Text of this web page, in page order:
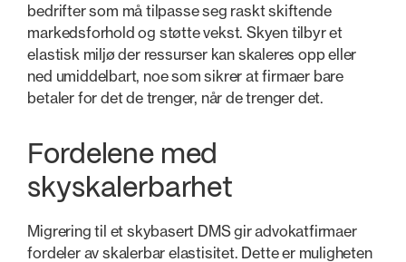
bedrifter som må tilpasse seg raskt skiftende
markedsforhold og støtte vekst. Skyen tilbyr et
elastisk miljø der ressurser kan skaleres opp eller
ned umiddelbart, noe som sikrer at firmaer bare
betaler for det de trenger, når de trenger det.
Fordelene med
skyskalerbarhet
Migrering til et skybasert DMS gir advokatfirmaer
fordeler av skalerbar elastisitet. Dette er muligheten